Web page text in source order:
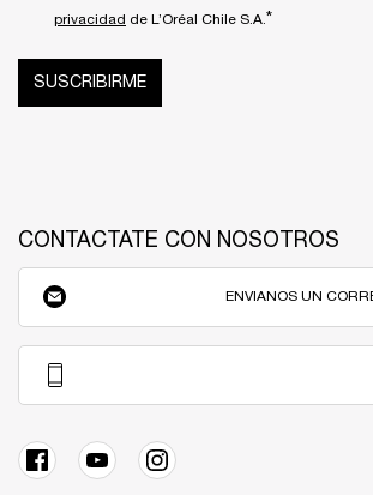
privacidad de L’Oréal Chile S.A. *
SUSCRIBIRME
CONTACTATE CON NOSOTROS
ENVIANOS UN